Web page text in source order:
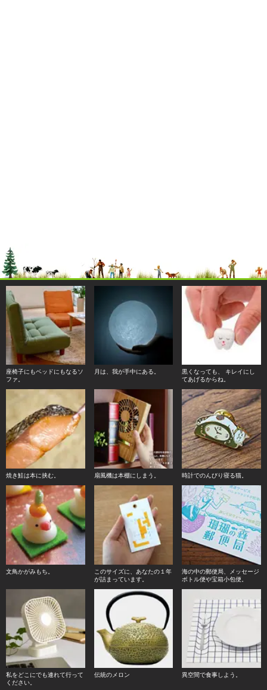
座椅子にもベッドにもなるソ
ファ。
月は、我が手中にある。
黒くなっても、 キレイにし
てあげるからね。
焼き鮭は本に挟む。 扇風機は本棚にしまう。 時計でのんびり寝る猫。
文鳥かがみもち。
このサイズに、あなたの１年
が詰まっています。
海の中の郵便局、メッセージ
ボトル便や宝箱小包便。
私をどこにでも連れて行って
ください。
伝統のメロン 異空間で食事しよう。